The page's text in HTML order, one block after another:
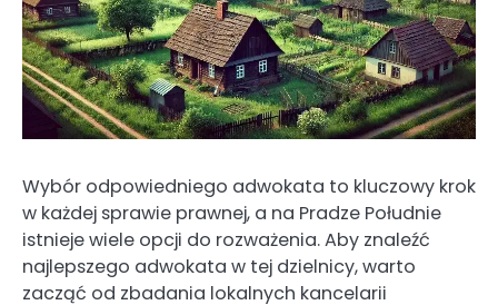
Wybór odpowiedniego adwokata to kluczowy krok
w każdej sprawie prawnej, a na Pradze Południe
istnieje wiele opcji do rozważenia. Aby znaleźć
najlepszego adwokata w tej dzielnicy, warto
zacząć od zbadania lokalnych kancelarii